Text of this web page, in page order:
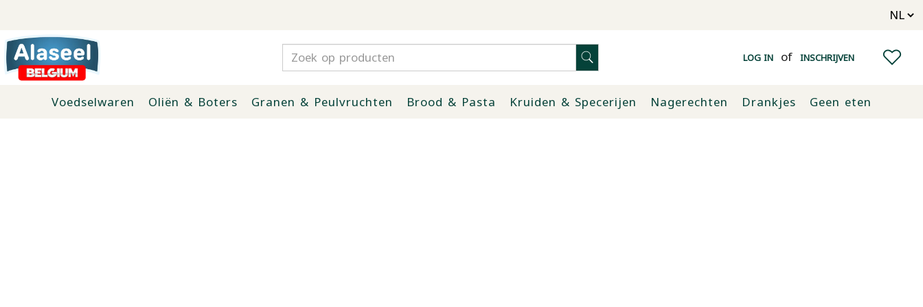
LOG IN of INSCHRIJVEN
Voedselwaren Oliën & Boters Granen & Peulvruchten Brood & Pasta Kruiden & Specerijen Nagerechten Drankjes Geen eten